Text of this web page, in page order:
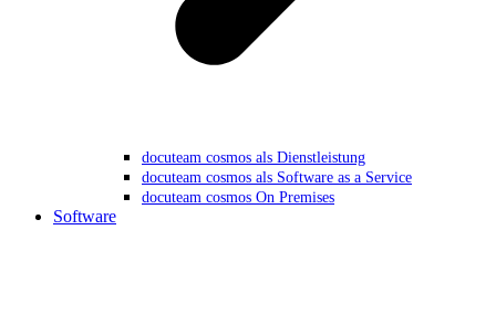
docuteam cosmos als Dienstleistung
docuteam cosmos als Software as a Service
docuteam cosmos On Premises
Software